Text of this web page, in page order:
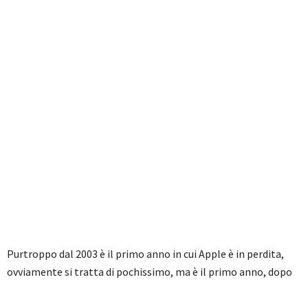
Purtroppo dal 2003 è il primo anno in cui Apple è in perdita,
ovviamente si tratta di pochissimo, ma è il primo anno, dopo